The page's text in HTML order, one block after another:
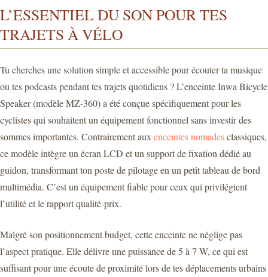
L’ESSENTIEL DU SON POUR TES
TRAJETS À VÉLO
Tu cherches une solution simple et accessible pour écouter ta musique
ou tes podcasts pendant tes trajets quotidiens ? L’enceinte Inwa Bicycle
Speaker (modèle MZ-360) a été conçue spécifiquement pour les
cyclistes qui souhaitent un équipement fonctionnel sans investir des
sommes importantes. Contrairement aux enceintes nomadesclassiques,
ce modèle intègre un écran LCD et un support de fixation dédié au
guidon, transformant ton poste de pilotage en un petit tableau de bord
multimédia. C’est un équipement fiable pour ceux qui privilégient
l’utilité et le rapport qualité-prix.
Malgré son positionnement budget, cette enceinte ne néglige pas
l’aspect pratique. Elle délivre une puissance de 5 à 7 W, ce qui est
suffisant pour une écoute de proximité lors de tes déplacements urbains